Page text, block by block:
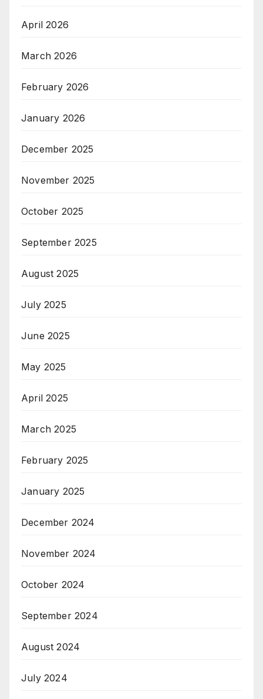
April 2026
March 2026
February 2026
January 2026
December 2025
November 2025
October 2025
September 2025
August 2025
July 2025
June 2025
May 2025
April 2025
March 2025
February 2025
January 2025
December 2024
November 2024
October 2024
September 2024
August 2024
July 2024